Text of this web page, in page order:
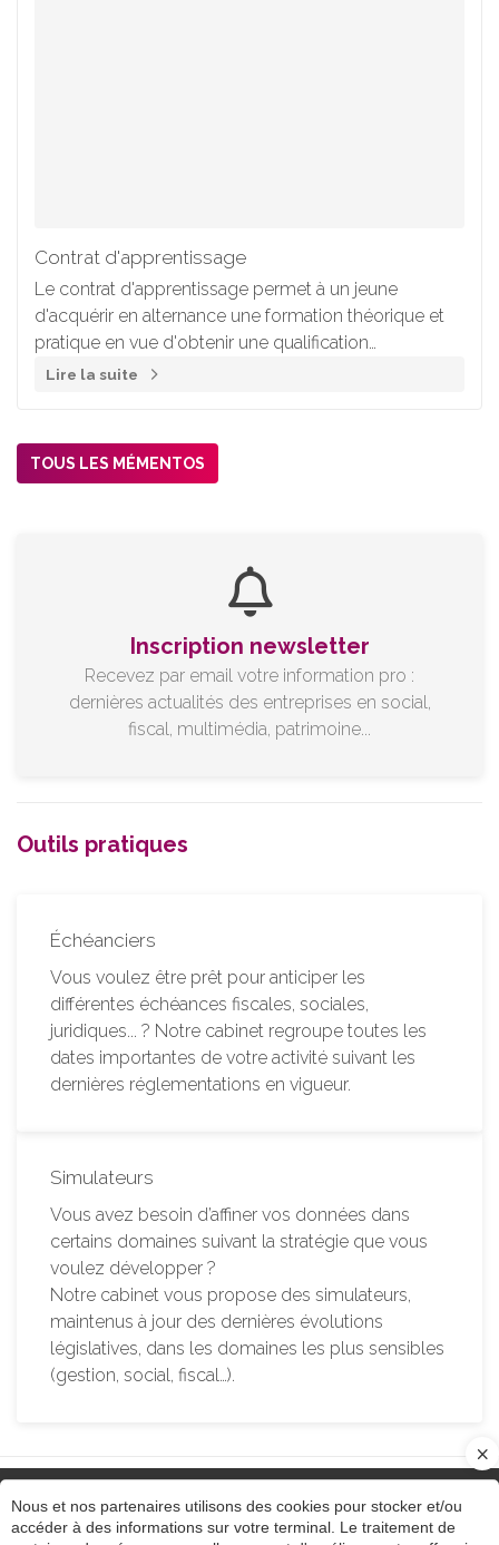
Contrat d'apprentissage
Le contrat d'apprentissage permet à un jeune
d'acquérir en alternance une formation théorique et
pratique en vue d'obtenir une qualification
professionnelle.
Lire la suite
TOUS LES MÉMENTOS
Inscription newsletter
Recevez par email votre information pro :
dernières actualités des entreprises en social,
fiscal, multimédia, patrimoine...
Outils pratiques
Échéanciers
Vous voulez être prêt pour anticiper les
différentes échéances fiscales, sociales,
juridiques... ? Notre cabinet regroupe toutes les
dates importantes de votre activité suivant les
dernières réglementations en vigueur.
Simulateurs
Vous avez besoin d’affiner vos données dans
certains domaines suivant la stratégie que vous
voulez développer ?
Notre cabinet vous propose des simulateurs,
maintenus à jour des dernières évolutions
législatives, dans les domaines les plus sensibles
(gestion, social, fiscal…).
Nous et nos partenaires utilisons des cookies pour stocker et/ou
accéder à des informations sur votre terminal. Le traitement de